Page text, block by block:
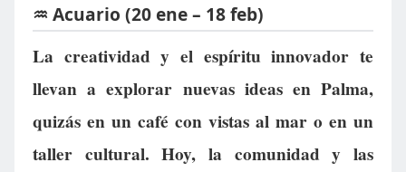
♒ Acuario (20 ene – 18 feb)
La creatividad y el espíritu innovador te
llevan a explorar nuevas ideas en Palma,
quizás en un café con vistas al mar o en un
taller cultural. Hoy, la comunidad y las